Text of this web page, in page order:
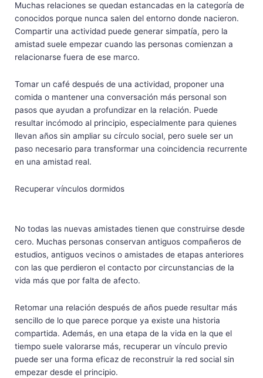
Muchas relaciones se quedan estancadas en la categoría de
conocidos porque nunca salen del entorno donde nacieron.
Compartir una actividad puede generar simpatía, pero la
amistad suele empezar cuando las personas comienzan a
relacionarse fuera de ese marco.
Tomar un café después de una actividad, proponer una
comida o mantener una conversación más personal son
pasos que ayudan a profundizar en la relación. Puede
resultar incómodo al principio, especialmente para quienes
llevan años sin ampliar su círculo social, pero suele ser un
paso necesario para transformar una coincidencia recurrente
en una amistad real.
Recuperar vínculos dormidos
No todas las nuevas amistades tienen que construirse desde
cero. Muchas personas conservan antiguos compañeros de
estudios, antiguos vecinos o amistades de etapas anteriores
con las que perdieron el contacto por circunstancias de la
vida más que por falta de afecto.
Retomar una relación después de años puede resultar más
sencillo de lo que parece porque ya existe una historia
compartida. Además, en una etapa de la vida en la que el
tiempo suele valorarse más, recuperar un vínculo previo
puede ser una forma eficaz de reconstruir la red social sin
empezar desde el principio.